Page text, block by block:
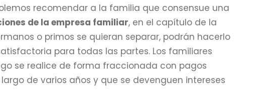
recomendar a la familia que consensue una
de la empresa familiar, en el capítulo de la
o primos se quieran separar, podrán hacerlo
para todas las partes. Los familiares
se realice de forma fraccionada con pagos
de varios años y que se devenguen intereses